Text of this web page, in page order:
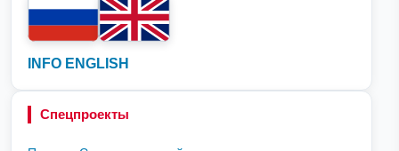
INFO ENGLISH
Спецпроекты